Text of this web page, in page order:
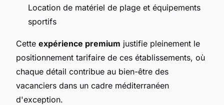
Location de matériel de plage et équipements
sportifs
Cette expérience premium justifie pleinement le
positionnement tarifaire de ces établissements, où
chaque détail contribue au bien-être des
vacanciers dans un cadre méditerranéen
d'exception.